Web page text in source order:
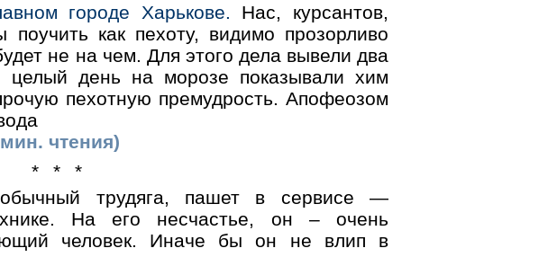
городе Харькове. Нас, курсантов,
как пехоту, видимо прозорливо
не на чем. Для этого дела вывели два
целый день на морозе показывали хим
пехотную премудрость. Апофеозом
чтения)
* * *
трудяга, пашет в сервисе —
На его несчастье, он – очень
человек. Иначе бы он не влип в